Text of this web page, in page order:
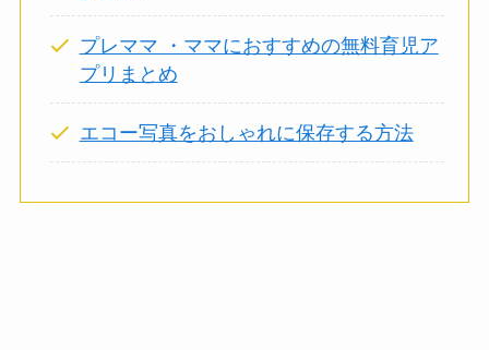
プレママ ・ママにおすすめの無料育児ア
プリまとめ
エコー写真をおしゃれに保存する方法